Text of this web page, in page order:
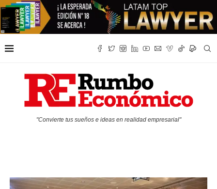
"Convierte tus sueños e ideas en realidad empresarial"